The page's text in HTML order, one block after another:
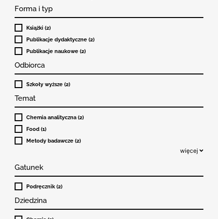
Forma i typ
Książki (2)
Publikacje dydaktyczne (2)
Publikacje naukowe (2)
Odbiorca
Szkoły wyższe (2)
Temat
Chemia analityczna (2)
Food (1)
Metody badawcze (2)
więcej
Gatunek
Podręcznik (2)
Dziedzina